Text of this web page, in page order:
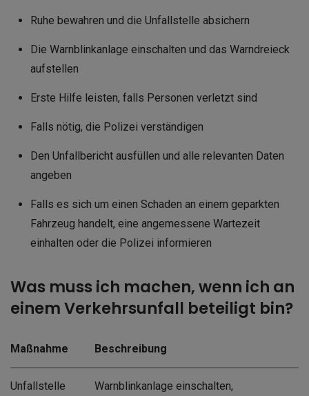
Ruhe bewahren und die Unfallstelle absichern
Die Warnblinkanlage einschalten und das Warndreieck
aufstellen
Erste Hilfe leisten, falls Personen verletzt sind
Falls nötig, die Polizei verständigen
Den Unfallbericht ausfüllen und alle relevanten Daten
angeben
Falls es sich um einen Schaden an einem geparkten
Fahrzeug handelt, eine angemessene Wartezeit
einhalten oder die Polizei informieren
Was muss ich machen, wenn ich an
einem Verkehrsunfall beteiligt bin?
Maßnahme Beschreibung
Unfallstelle Warnblinkanlage einschalten,